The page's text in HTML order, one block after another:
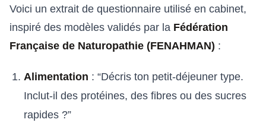
Voici un extrait de questionnaire utilisé en cabinet,
inspiré des modèles validés par la Fédération
Française de Naturopathie (FENAHMAN) :
Alimentation : “Décris ton petit-déjeuner type.
Inclut-il des protéines, des fibres ou des sucres
rapides ?”